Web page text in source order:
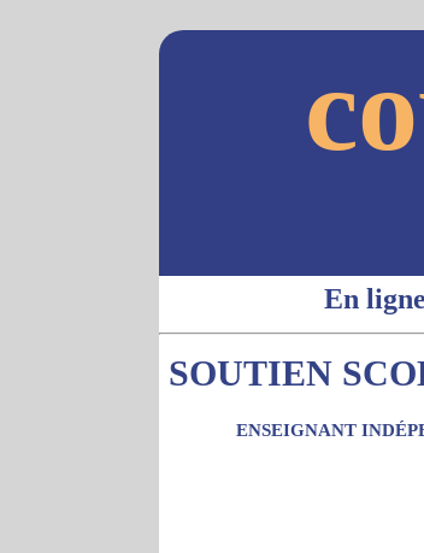
En ligne
SOUTIEN
ENSEIGNANT